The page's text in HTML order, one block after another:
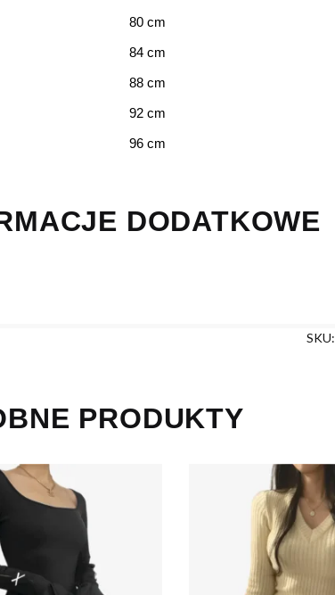
80 cm
84 cm
88 cm
92 cm
96 cm
DODATKOWE
SKU:
PRODUKTY